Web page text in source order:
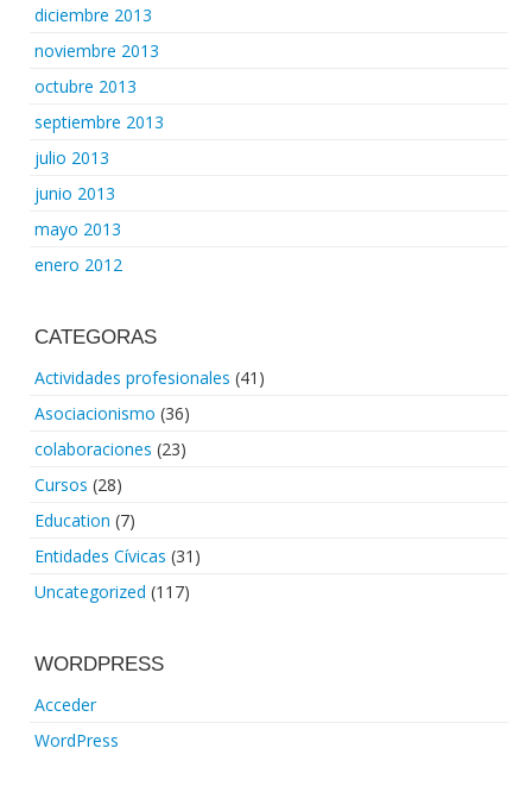
diciembre 2013
noviembre 2013
octubre 2013
septiembre 2013
julio 2013
junio 2013
mayo 2013
enero 2012
CATEGORAS
Actividades profesionales (41)
Asociacionismo (36)
colaboraciones (23)
Cursos (28)
Education (7)
Entidades Cívicas (31)
Uncategorized (117)
WORDPRESS
Acceder
WordPress